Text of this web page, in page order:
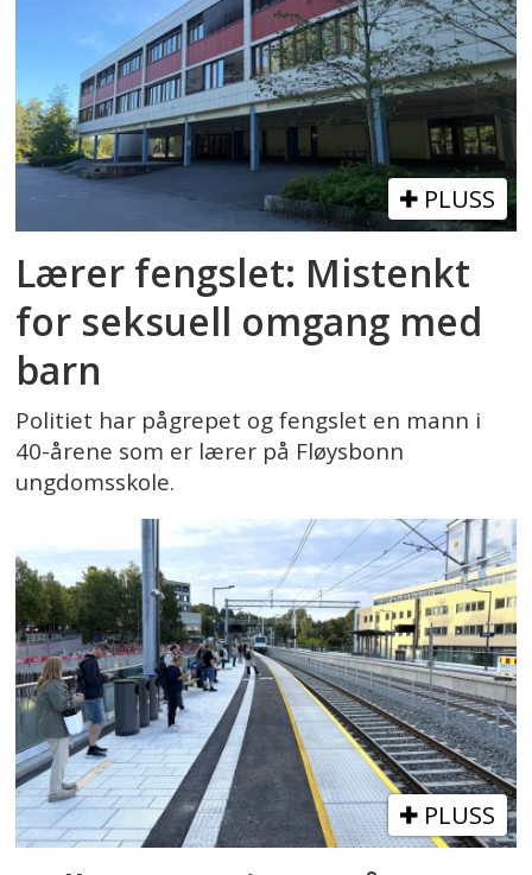
PLUSS
Lærer fengslet: Mistenkt
for seksuell omgang med
barn
Politiet har pågrepet og fengslet en mann i
40-årene som er lærer på Fløysbonn
ungdomsskole.
PLUSS